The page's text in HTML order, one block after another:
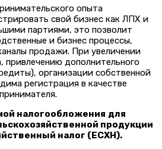
опыта
свой бизнес как ЛПХ и
партиями, это позволит
и бизнес процессы,
продажи. При увеличении
привлечению дополнительного
организации собственной
регистрация в качестве
налогообложения для
продукции
налог (ЕСХН).